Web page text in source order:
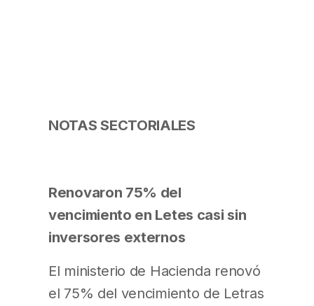
NOTAS SECTORIALES
Renovaron 75% del
vencimiento en Letes casi sin
inversores externos
El ministerio de Hacienda renovó
el 75% del vencimiento de Letras